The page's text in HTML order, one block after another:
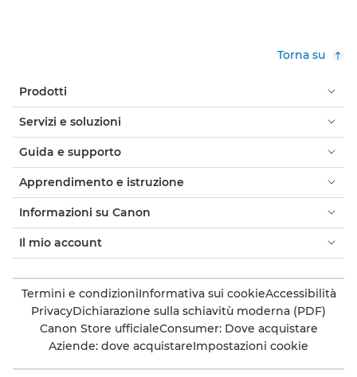
Torna su
Prodotti
Servizi e soluzioni
Guida e supporto
Apprendimento e istruzione
Informazioni su Canon
Il mio account
Termini e condizioniInformativa sui cookieAccessibilità
PrivacyDichiarazione sulla schiavitù moderna (PDF)
Canon Store ufficialeConsumer: Dove acquistare
Aziende: dove acquistareImpostazioni cookie